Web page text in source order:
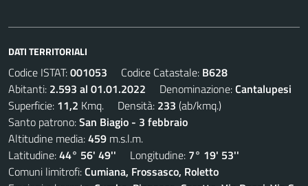
DATI TERRITORIALI
Codice ISTAT:001053 Codice Catastale: B628
Abitanti: 2.593 al 01.01.2022 Denominazione:Cantalupesi
Superficie: 11,2 Kmq. Densità: 233 (ab/kmq.)
Santo patrono:San Biagio - 3 febbraio
Altitudine media:459 m.s.l.m.
Latitudine:44° 56' 49'' Longitudine: 7° 19' 53''
Comuni limitrofi:Cumiana, Frossasco, Roletto